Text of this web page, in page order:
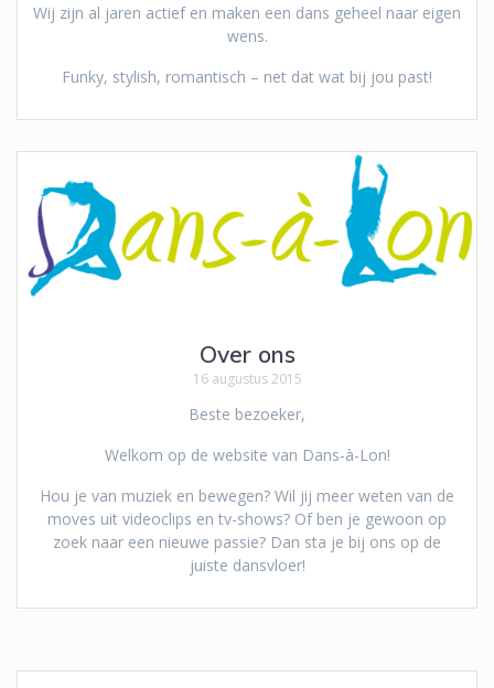
Wij zijn al jaren actief en maken een dans geheel naar eigen
wens.
Funky, stylish, romantisch – net dat wat bij jou past!
Over ons
16 augustus 2015
Beste bezoeker,
Welkom op de website van Dans-à-Lon!
Hou je van muziek en bewegen? Wil jij meer weten van de
moves uit videoclips en tv-shows? Of ben je gewoon op
zoek naar een nieuwe passie? Dan sta je bij ons op de
juiste dansvloer!